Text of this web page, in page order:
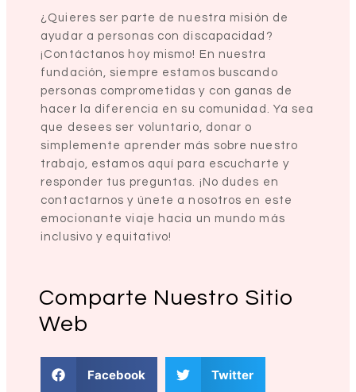
¿Quieres ser parte de nuestra misión de
ayudar a personas con discapacidad?
¡Contáctanos hoy mismo! En nuestra
fundación, siempre estamos buscando
personas comprometidas y con ganas de
hacer la diferencia en su comunidad. Ya sea
que desees ser voluntario, donar o
simplemente aprender más sobre nuestro
trabajo, estamos aquí para escucharte y
responder tus preguntas. ¡No dudes en
contactarnos y únete a nosotros en este
emocionante viaje hacia un mundo más
inclusivo y equitativo!
Comparte Nuestro Sitio
Web
Facebook Twitter